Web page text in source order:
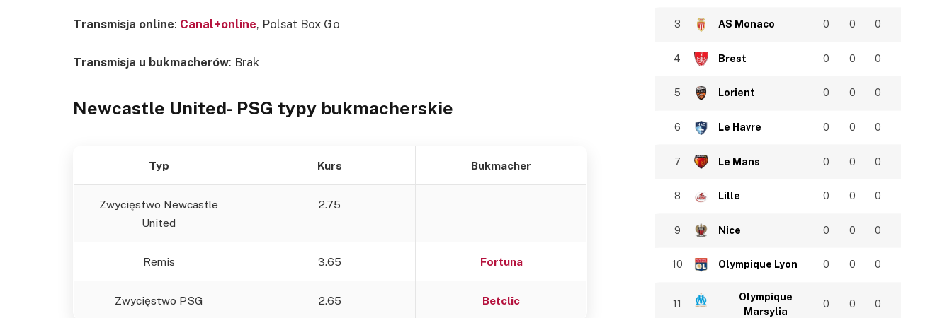
Transmisja online: Canal+online, Polsat Box Go
Transmisja u bukmacherów: Brak
Newcastle United- PSG typy bukmacherskie
Typ Kurs Bukmacher
Zwycięstwo Newcastle
United
2.75
Remis 3.65 Fortuna
Zwycięstwo PSG 2.65 Betclic
3 AS Monaco 0 0 0
4 Brest 0 0 0
5 Lorient 0 0 0
6 Le Havre 0 0 0
7 Le Mans 0 0 0
8 Lille 0 0 0
9 Nice 0 0 0
10 Olympique Lyon 0 0 0
11
Olympique
Marsylia
0 0 0